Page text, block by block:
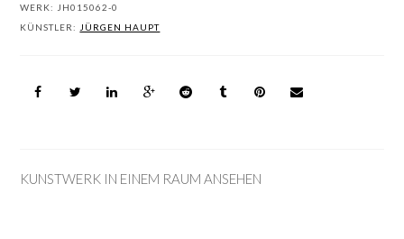
WERK: JH015062-0
KÜNSTLER: JÜRGEN HAUPT
KUNSTWERK IN EINEM RAUM ANSEHEN